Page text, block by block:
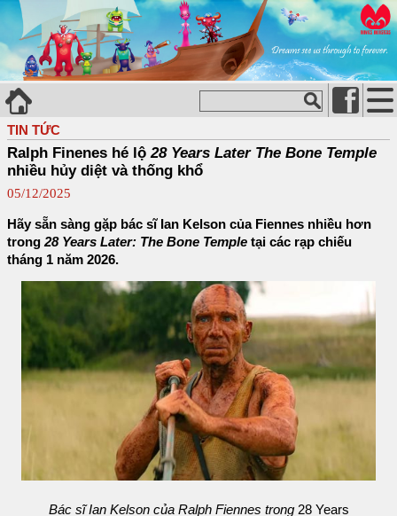
TIN TỨC
Ralph Finenes hé lộ 28 Years Later The Bone Temple
nhiều hủy diệt và thống khổ
05/12/2025
Hãy sẵn sàng gặp bác sĩ Ian Kelson của Fiennes nhiều hơn
trong 28 Years Later: The Bone Temple tại các rạp chiếu
tháng 1 năm 2026.
Bác sĩ Ian Kelson của Ralph Fiennes trong 28 Years